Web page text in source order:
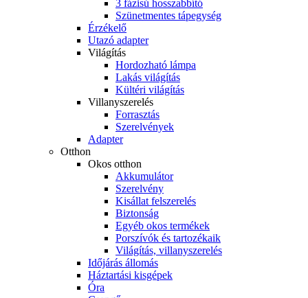
3 fázisú hosszabbító
Szünetmentes tápegység
Érzékelő
Utazó adapter
Világítás
Hordozható lámpa
Lakás világítás
Kültéri világítás
Villanyszerelés
Forrasztás
Szerelvények
Adapter
Otthon
Okos otthon
Akkumulátor
Szerelvény
Kisállat felszerelés
Biztonság
Egyéb okos termékek
Porszívók és tartozékaik
Világítás, villanyszerelés
Időjárás állomás
Háztartási kisgépek
Óra